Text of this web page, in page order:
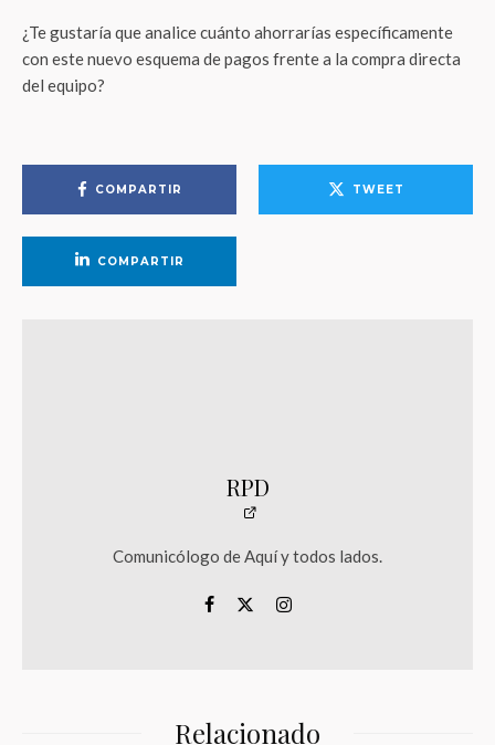
¿Te gustaría que analice cuánto ahorrarías específicamente
con este nuevo esquema de pagos frente a la compra directa
del equipo?
COMPARTIR TWEET
COMPARTIR
RPD
Comunicólogo de Aquí y todos lados.
Relacionado